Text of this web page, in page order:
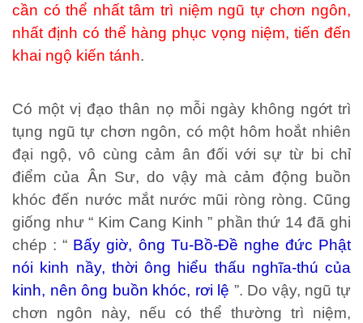
cần có thể nhất tâm trì niệm ngũ tự chơn ngôn,
nhất định có thể hàng phục vọng niệm, tiến đến
khai ngộ kiến tánh.
Có một vị đạo thân nọ mỗi ngày không ngớt trì
tụng ngũ tự chơn ngôn, có một hôm hoắt nhiên
đại ngộ, vô cùng cảm ân đối với sự từ bi chỉ
điểm của Ân Sư, do vậy mà cảm động buồn
khóc đến nước mắt nước mũi ròng ròng. Cũng
giống như “ Kim Cang Kinh ” phần thứ 14 đã ghi
chép : “ Bấy giờ, ông Tu-Bồ-Đề nghe đức Phật
nói kinh nầy, thời ông hiểu thấu nghĩa-thú của
kinh, nên ông buồn khóc, rơi lệ ”. Do vậy, ngũ tự
chơn ngôn này, nếu có thể thường trì niệm,